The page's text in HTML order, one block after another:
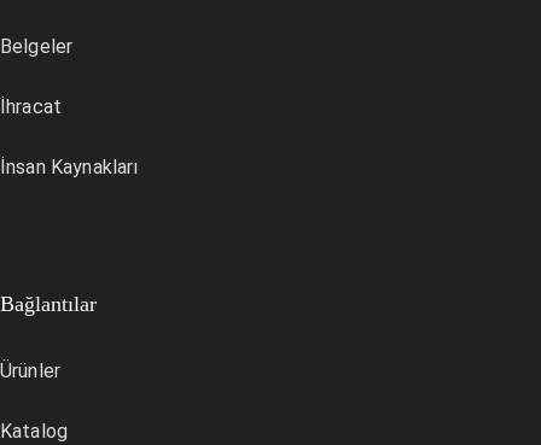
Belgeler
İhracat
İnsan Kaynakları
Bağlantılar
Ürünler
Katalog